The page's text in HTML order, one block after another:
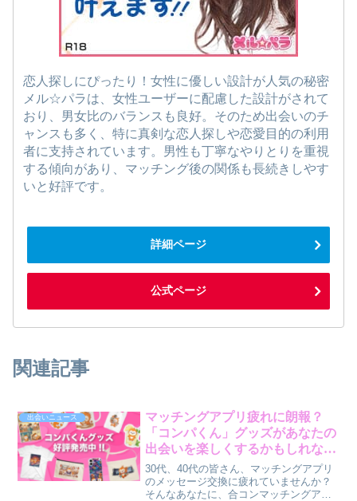
恋人探しにぴったり！女性に優しい設計が人気の秘密
メル☆パラは、女性ユーザーに配慮した設計がされて
おり、男女比のバランスも良好。そのため出会いのチ
ャンスも多く、特に真剣な恋人探しや恋愛目的の利用
者に支持されています。男性も丁寧なやりとりを重視
する傾向があり、マッチング後の関係も長続きしやす
いと好評です。
詳細ページ
公式ページ
関連記事
出会いニュース
マッチングアプリ疲れに朗報？
「コンパくん」グッズがあなたの
出会いを楽しくするかもしれない
話
30代、40代の皆さん、マッチングアプリ
のメッセージ交換に疲れていませんか？
そんなあなたに、合コンマッチングアプ